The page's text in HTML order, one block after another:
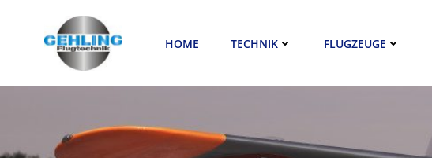
springen
HOME TECHNIK FLUGZEUGE